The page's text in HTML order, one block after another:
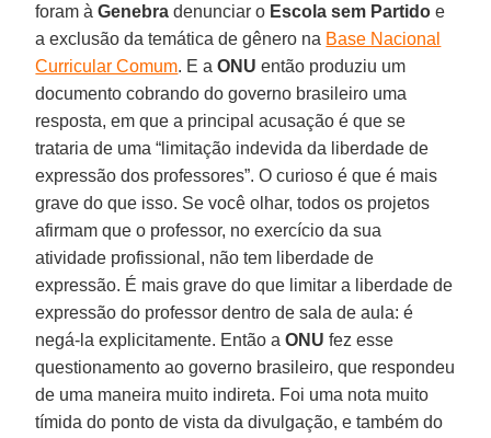
foram àGenebra denunciar o Escola sem Partido e
a exclusão da temática de gênero na Base Nacional
Curricular Comum. E aONU então produziu um
documento cobrando do governo brasileiro uma
resposta, em que a principal acusação é que se
trataria de uma “limitação indevida da liberdade de
expressão dos professores”. O curioso é que é mais
grave do que isso. Se você olhar, todos os projetos
afirmam que o professor, no exercício da sua
atividade profissional, não tem liberdade de
expressão. É mais grave do que limitar a liberdade de
expressão do professor dentro de sala de aula: é
negá-la explicitamente. Então aONU fez esse
questionamento ao governo brasileiro, que respondeu
de uma maneira muito indireta. Foi uma nota muito
tímida do ponto de vista da divulgação, e também do